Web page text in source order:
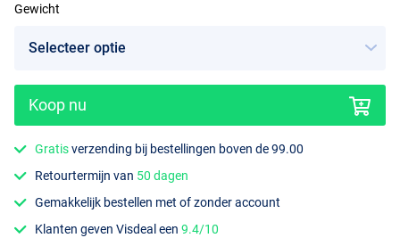
Gewicht
Koop nu
Gratisverzending bij bestellingen boven de 99.00
Retourtermijn van 50 dagen
Gemakkelijk bestellen met of zonder account
Klanten geven Visdeal een9.4/10